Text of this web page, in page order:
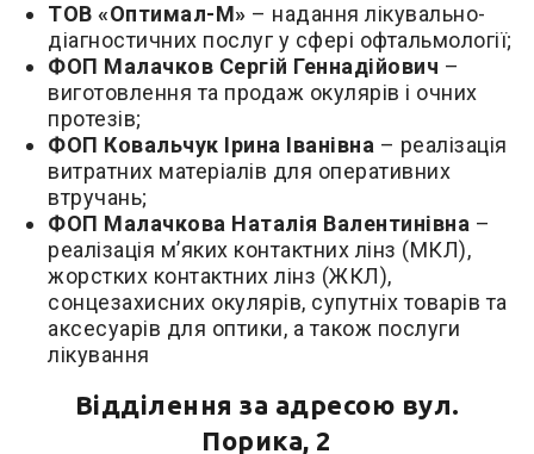
ТОВ «Оптимал-М» – надання лікувально-
діагностичних послуг у сфері офтальмології;
ФОП Малачков Сергій Геннадійович –
виготовлення та продаж окулярів і очних
протезів;
ФОП Ковальчук Ірина Іванівна – реалізація
витратних матеріалів для оперативних
втручань;
ФОП Малачкова Наталія Валентинівна –
реалізація м’яких контактних лінз (МКЛ),
жорстких контактних лінз (ЖКЛ),
сонцезахисних окулярів, супутніх товарів та
аксесуарів для оптики, а також послуги
лікування
Відділення за адресою вул.
Порика, 2